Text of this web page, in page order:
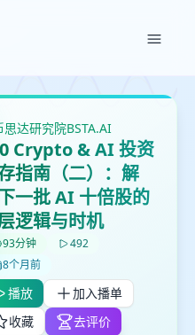
思达研究院BSTA.AI
Crypto & AI 投资
指南（二）：解
一批 AI 十倍股的
逻辑与时机
93分钟
492
8个月前
播放
加入播单
收藏
去评价
取消 确认删除
创建